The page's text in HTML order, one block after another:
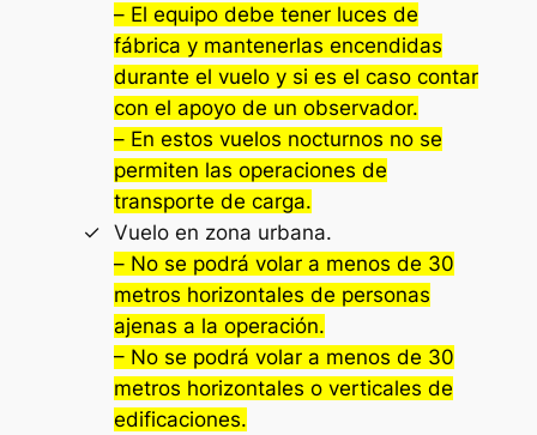
– El equipo debe tener luces de
fábrica y mantenerlas encendidas
durante el vuelo y si es el caso contar
con el apoyo de un observador.
– En estos vuelos nocturnos no se
permiten las operaciones de
transporte de carga.
Vuelo en zona urbana.
– No se podrá volar a menos de 30
metros horizontales de personas
ajenas a la operación.
– No se podrá volar a menos de 30
metros horizontales o verticales de
edificaciones.